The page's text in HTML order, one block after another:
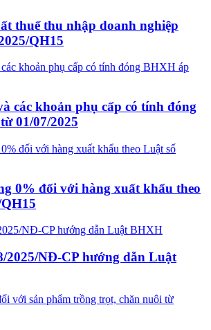
thuế thu nhập doanh nghiệp
QH15
các khoản phụ cấp có tính đóng
01/07/2025
0% đối với hàng xuất khẩu theo
2025/NĐ-CP hướng dẫn Luật